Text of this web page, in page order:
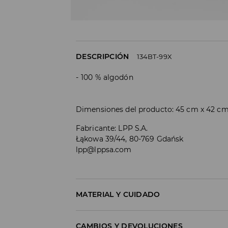
DESCRIPCIÓN 134BT-99X
100 % algodón
Dimensiones del producto: 45 cm x 42
Fabricante: LPP S.A.
Łąkowa 39/44, 80-769 Gdańsk
lpp@lppsa.com
MATERIAL Y CUIDADO
Material I: 100% COTTON
CAMBIOS Y DEVOLUCIONES